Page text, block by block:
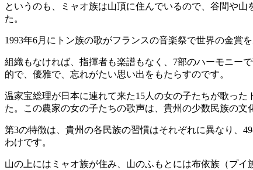
というのも、ミャオ族は山頂に住んでいるので、谷間や
た。
1993年6月にトン族の歌がフランスの音楽祭で世界の金賞
組織もなければ、指揮者も楽譜もなく、7部のハーモニー
的で、優雅で、忘れがたい思い出をもたらすのです。
温家宝総理が日本に連れて来た15人の女の子たちが歌っ
た。この農家の女の子たちの歌声は、貴州の少数民族の文
第3の特徴は、貴州の各民族の習慣はそれぞれに異なり、
わけです。
山の上にはミャオ族が住み、山のふもとには布依族（プ